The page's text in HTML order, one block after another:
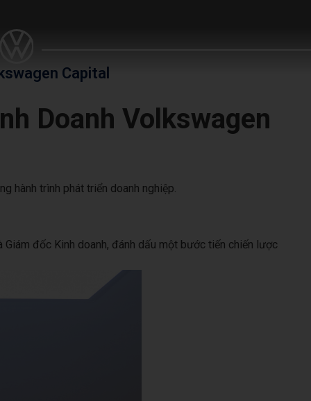
Capital
Doanh Volkswagen
hành trình phát triển doanh nghiệp.
đốc Kinh doanh, đánh dấu một bước tiến chiến lược